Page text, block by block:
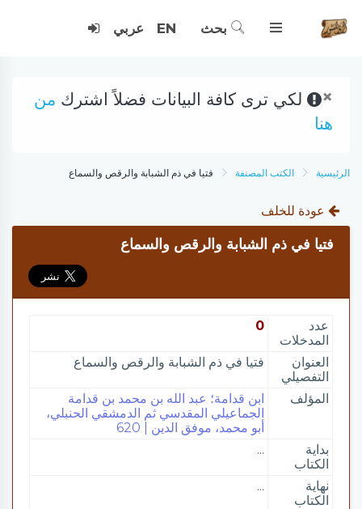
بحث EN عربي
× لكي ترى كافة البيانات فضلاً اشترك من
هنا
الرئيسية الكتب المصنفة فتيا في ذم الشبابة والرقص والسماع
عودة للخلف
فتيا في ذم الشبابة والرقص والسماع
عدد
المدخلات
0
العنوان
التفصيلي
فتيا في ذم الشبابة والرقص والسماع
المؤلف
ابن قدامة؛ عبد الله بن محمد بن قدامة
الجماعيلي المقدسي ثم الدمشقي الحنبلي،
أبو محمد، موفق الدين | 620
بداية
الكتاب
...
نهاية
الكتاب
...